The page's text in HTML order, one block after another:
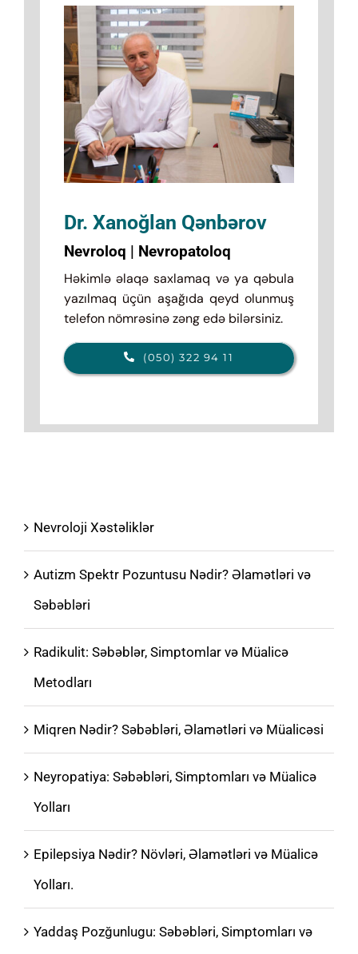
Dr. Xanoğlan Qənbərov
Nevroloq | Nevropatoloq
Həkimlə əlaqə saxlamaq və ya qəbula
yazılmaq üçün aşağıda qeyd olunmuş
telefon nömrəsinə zəng edə bilərsiniz.
(050) 322 94 11
Nevroloji Xəstəliklər
Autizm Spektr Pozuntusu Nədir? Əlamətləri və
Səbəbləri
Radikulit: Səbəblər, Simptomlar və Müalicə
Metodları
Miqren Nədir? Səbəbləri, Əlamətləri və Müalicəsi
Neyropatiya: Səbəbləri, Simptomları və Müalicə
Yolları
Epilepsiya Nədir? Növləri, Əlamətləri və Müalicə
Yolları.
Yaddaş Pozğunlugu: Səbəbləri, Simptomları və